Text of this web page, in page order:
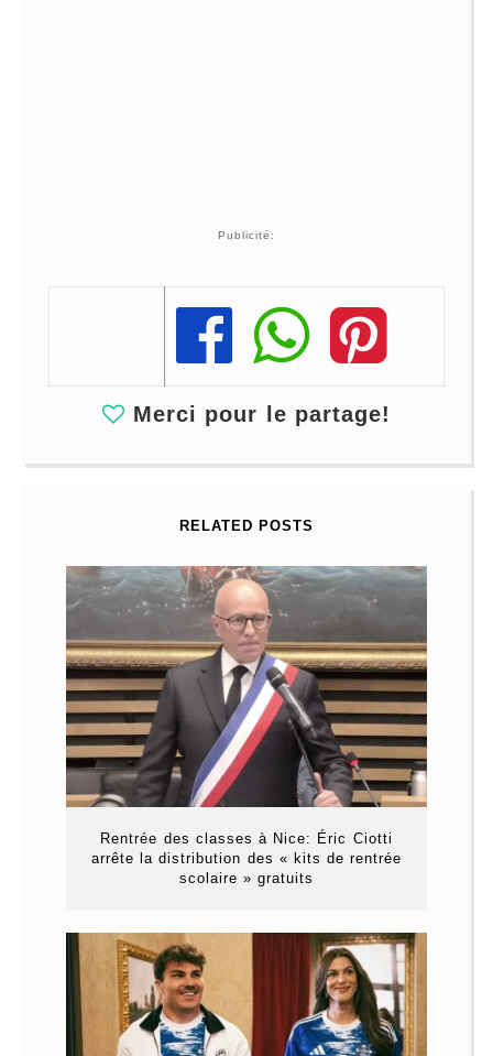
Publicité:
Share
Share
Share
Merci pour le partage!
RELATED POSTS
Rentrée des classes à Nice: Éric Ciotti
arrête la distribution des « kits de rentrée
scolaire » gratuits